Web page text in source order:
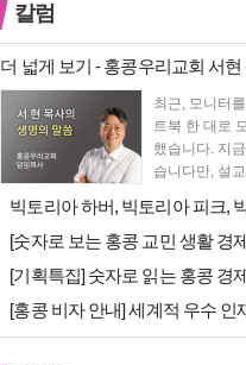
칼럼
더 넓게 보기 - 홍콩우리교회 서현
최근, 모니터
트북 한 대로
했습니다. 지
습니다만, 설